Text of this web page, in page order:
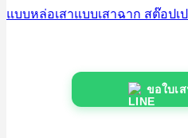
แบบหล่อเสาแบบเสาฉาก สต๊อปเ
ขอใบเ